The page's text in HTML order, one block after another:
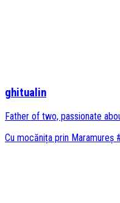
ghitualin
Father of two, passionate
Cu mocănița prin Maramureș